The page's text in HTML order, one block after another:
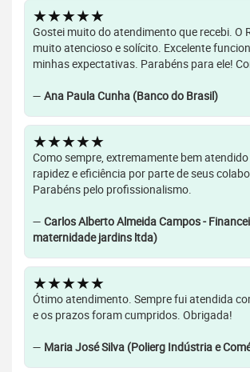
★★★★★
Gostei muito do atendimento que recebi. O
muito atencioso e solícito. Excelente
minhas expectativas. Parabéns para ele!
— Ana Paula Cunha (Banco do Brasil)
★★★★★
Como sempre, extremamente bem
rapidez e eficiência por parte de seus
Parabéns pelo profissionalismo.
— Carlos Alberto Almeida Campos -
maternidade jardins ltda)
★★★★★
Ótimo atendimento. Sempre fui atendida
e os prazos foram cumpridos. Obrigada!
— Maria José Silva (Polierg Indústria e